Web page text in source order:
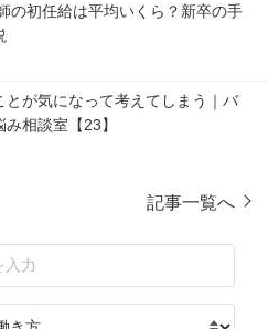
の初任給は平均いくら？新卒の手
とが気になって考えてしまう｜バ
相談室【23】
記事一覧へ